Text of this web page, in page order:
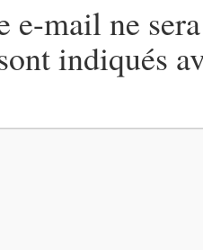
e-mail ne
indiqués